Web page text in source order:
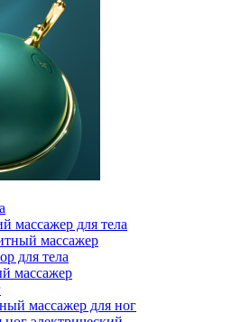
массажер для тела
массажер
для тела
массажер
массажер для ног